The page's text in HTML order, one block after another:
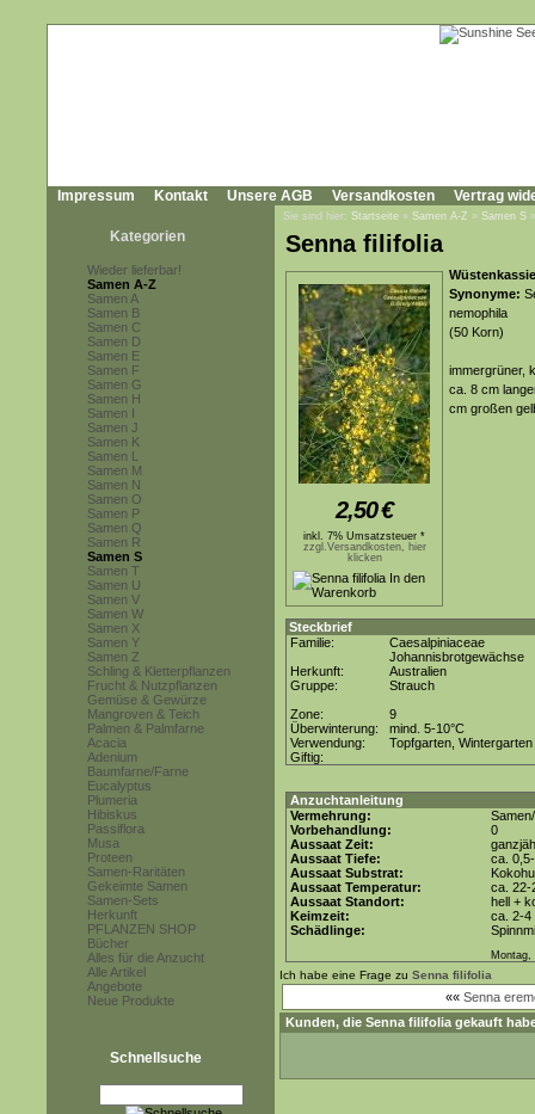
Impressum Kontakt Unsere AGB Versandkosten Vertrag
Kategorien
Wieder lieferbar!
Samen A-Z
Samen A
Samen B
Samen C
Samen D
Samen E
Samen F
Samen G
Samen H
Samen I
Samen J
Samen K
Samen L
Samen M
Samen N
Samen O
Samen P
Samen Q
Samen R
Samen S
Samen T
Samen U
Samen V
Samen W
Samen X
Samen Y
Samen Z
Schling & Kletterpflanzen
Frucht & Nutzpflanzen
Gemüse & Gewürze
Mangroven & Teich
Palmen & Palmfarne
Acacia
Adenium
Baumfarne/Farne
Eucalyptus
Plumeria
Hibiskus
Passiflora
Musa
Proteen
Samen-Raritäten
Gekeimte Samen
Samen-Sets
Herkunft
PFLANZEN SHOP
Bücher
Alles für die Anzucht
Alle Artikel
Angebote
Neue Produkte
Schnellsuche
Sie sind hier: Startseite » Samen A-Z » Samen S
Senna filifolia
2,50€
inkl. 7% Umsatzsteuer *
zzgl.Versandkosten, hier
klicken
Synonyme:
nemophila
(50 Korn)
immergrüner,
ca. 8 cm
cm großen
Steckbrief
Familie:
Caesalpiniaceae
Johannisbrotgewächse
Herkunft:
Australien
Gruppe:
Strauch
Zone:
9
Überwinterung:
mind. 5-10°C
Verwendung:
Topfgarten, Wintergarten
Giftig:
Anzuchtanleitung
Vermehrung:
Vorbehandlung:
0
Aussaat Zeit:
Aussaat Tiefe:
ca.
Aussaat Substrat:
Aussaat Temperatur:
ca. 22-
Aussaat Standort:
hell +
Keimzeit:
ca. 2-4
Schädlinge:
Montag,
Ich habe eine Frage zu Senna filifolia
«« Senna
Kunden, die Senna filifolia gekauft